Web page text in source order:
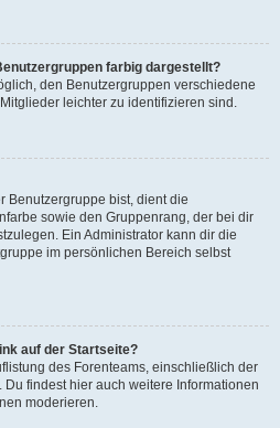
farbig dargestellt?
den Benutzergruppen verschiedene
leichter zu identifizieren sind.
Benutzergruppe bist, dient die
sowie den Gruppenrang, der bei dir
Ein Administrator kann dir die
im persönlichen Bereich selbst
auf der Startseite?
des Forenteams, einschließlich der
findest hier auch weitere Informationen
moderieren.